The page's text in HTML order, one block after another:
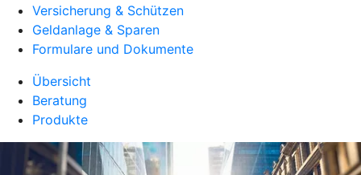
Versicherung & Schützen
Geldanlage & Sparen
Formulare und Dokumente
Übersicht
Beratung
Produkte